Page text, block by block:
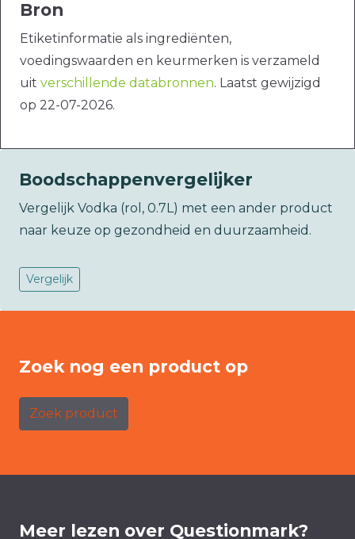
Bron
Etiketinformatie als ingrediënten,
voedingswaarden en keurmerken is verzameld
uit verschillende databronnen. Laatst gewijzigd
op 22-07-2026.
Boodschappenvergelijker
Vergelijk Vodka (rol, 0.7L) met een ander product
naar keuze op gezondheid en duurzaamheid.
Vergelijk
Zoek nog een product op
Zoek product
Meer lezen over Questionmark?